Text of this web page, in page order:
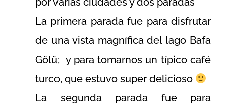
La primera parada fue para disfrutar
de una vista magnífica del lago Bafa
Gölü; y para tomarnos un típico café
turco, que estuvo super delicioso
La segunda parada fue para